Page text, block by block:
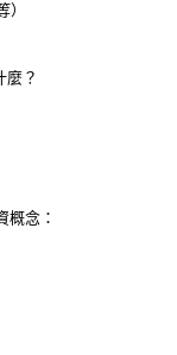
？
概念：